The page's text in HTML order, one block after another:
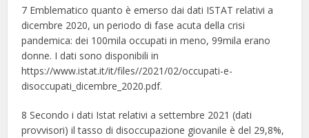
7 Emblematico quanto è emerso dai dati ISTAT relativi a
dicembre 2020, un periodo di fase acuta della crisi
pandemica: dei 100mila occupati in meno, 99mila erano
donne. I dati sono disponibili in
https://www.istat.it/it/files//2021/02/occupati-e-
disoccupati_dicembre_2020.pdf.
8 Secondo i dati Istat relativi a settembre 2021 (dati
provvisori) il tasso di disoccupazione giovanile è del 29,8%,